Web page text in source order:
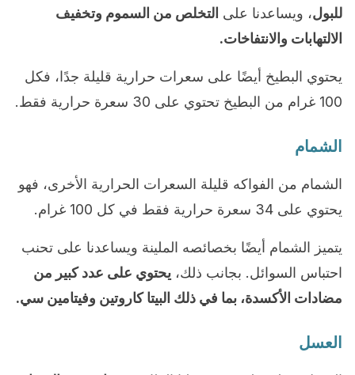
للبول، ويساعدنا على التخلص من السموم وتخفيف
الالتهابات والانتفاخات.
يحتوي البطيخ أيضًا على سعرات حرارية قليلة جدًا، فكل
100 غرام من البطيخ تحتوي على 30 سعرة حرارية فقط.
الشمام
الشمام من الفواكه قليلة السعرات الحرارية الأخرى، فهو
يحتوي على 34 سعرة حرارية فقط في كل 100 غرام.
يتميز الشمام أيضًا بخصائصه الملينة ويساعدنا على تحنب
احتباس السوائل. بجانب ذلك، يحتوي على عدد كبير من
مضادات الأكسدة، بما في ذلك البيتا كاروتين وفيتامين سي.
العسل